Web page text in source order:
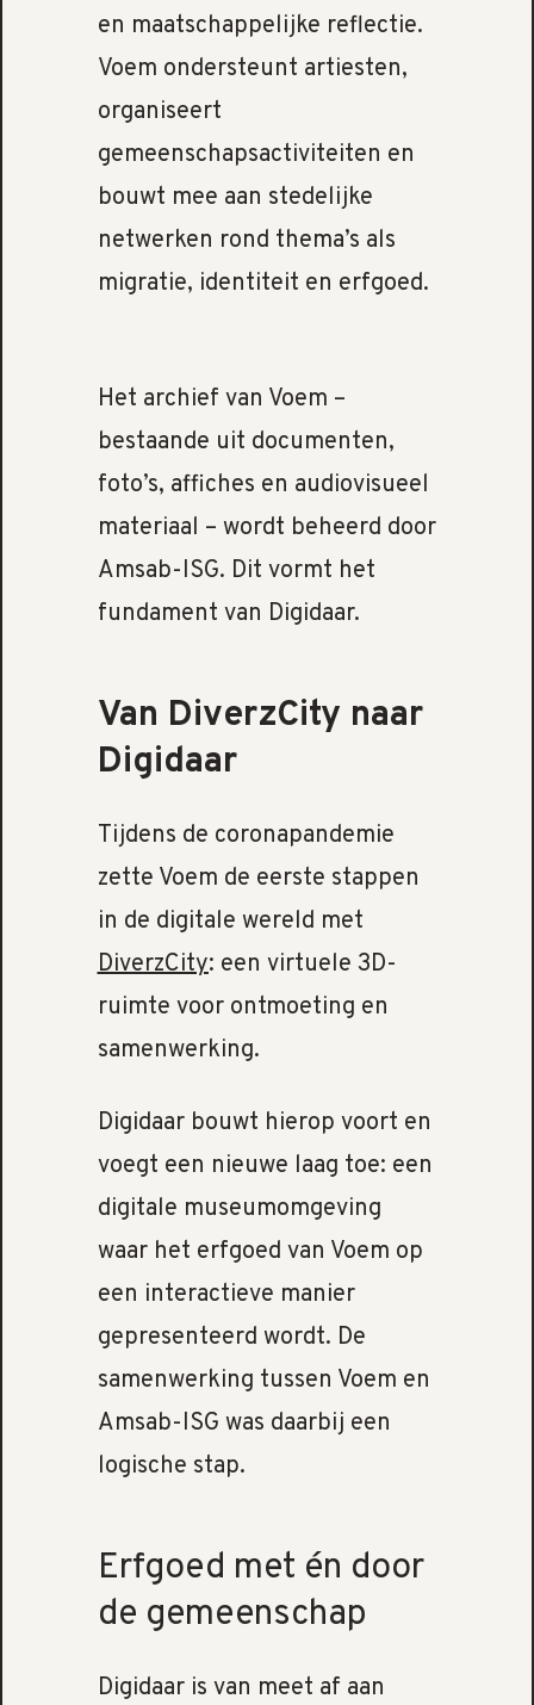
en maatschappelijke reflectie.
Voem ondersteunt artiesten,
organiseert
gemeenschapsactiviteiten en
bouwt mee aan stedelijke
netwerken rond thema’s als
migratie, identiteit en erfgoed.
Het archief van Voem –
bestaande uit documenten,
foto’s, affiches en audiovisueel
materiaal – wordt beheerd door
Amsab-ISG. Dit vormt het
fundament van Digidaar.
Van DiverzCity naar
Digidaar
Tijdens de coronapandemie
zette Voem de eerste stappen
in de digitale wereld met
DiverzCity: een virtuele 3D-
ruimte voor ontmoeting en
samenwerking.
Digidaar bouwt hierop voort en
voegt een nieuwe laag toe: een
digitale museumomgeving
waar het erfgoed van Voem op
een interactieve manier
gepresenteerd wordt. De
samenwerking tussen Voem en
Amsab-ISG was daarbij een
logische stap.
Erfgoed met én door
de gemeenschap
Digidaar is van meet af aan